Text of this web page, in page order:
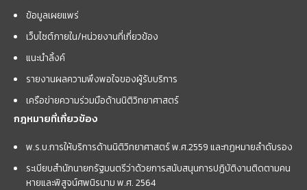
ข้อมูลเผยแพร่
เว็บไซต์ภายใน/หน่วยงานที่เกี่ยวข้อง
แนะนำลิ้งค์
รายงานผลความพึงพอใจของผู้รับบริการ
เครือข่ายความร่วมมือด้านนิติวิทยาศาสตร์
กฎหมายที่เกี่ยวข้อง
พ.ร.บ.การให้บริการด้านนิติวิทยาศาสตร์ พ.ศ.2559 และกฏหมายลำดับรอง
ระเบียบสำนักนายกรัฐมนตรีว่าด้วยการสนับสนุนการปฏิบัติงานติดตามคน
หายและพิสูจน์ศพนิรนาม พ.ศ. 2564